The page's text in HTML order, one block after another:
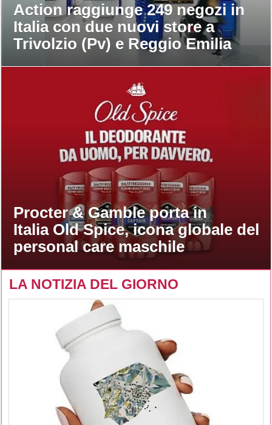
Action raggiunge 249 negozi in
Italia con due nuovi store a
Trivolzio (Pv) e Reggio Emilia
Procter & Gamble porta in
Italia Old Spice, icona globale del
personal care maschile
LA NOTIZIA DEL GIORNO